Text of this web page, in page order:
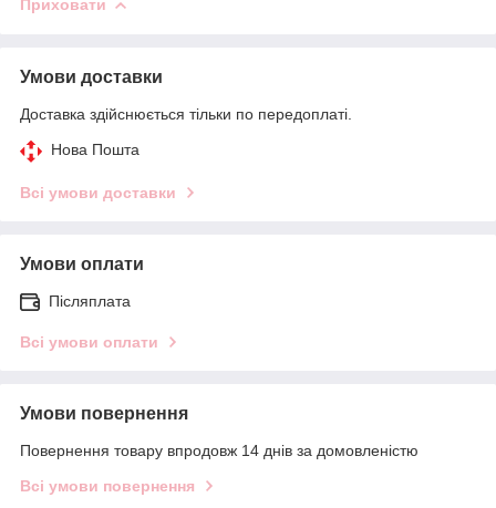
Приховати
Умови доставки
Доставка здійснюється тільки по передоплаті.
Нова Пошта
Всі умови доставки
Умови оплати
Післяплата
Всі умови оплати
Умови повернення
Повернення товару впродовж 14 днів за домовленістю
Всі умови повернення